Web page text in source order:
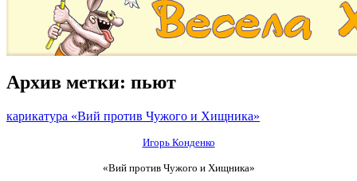
Архив метки: пьют
карикатура «Вий против Чужого и Хищника»
Игорь Конденко
«Вий против Чужого и Хищника»